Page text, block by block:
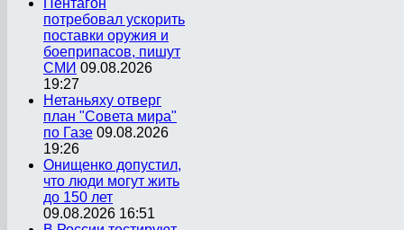
Пентагон
потребовал ускорить
поставки оружия и
боеприпасов, пишут
СМИ 09.08.2026
19:27
Нетаньяху отверг
план "Совета мира"
по Газе 09.08.2026
19:26
Онищенко допустил,
что люди могут жить
до 150 лет
09.08.2026 16:51